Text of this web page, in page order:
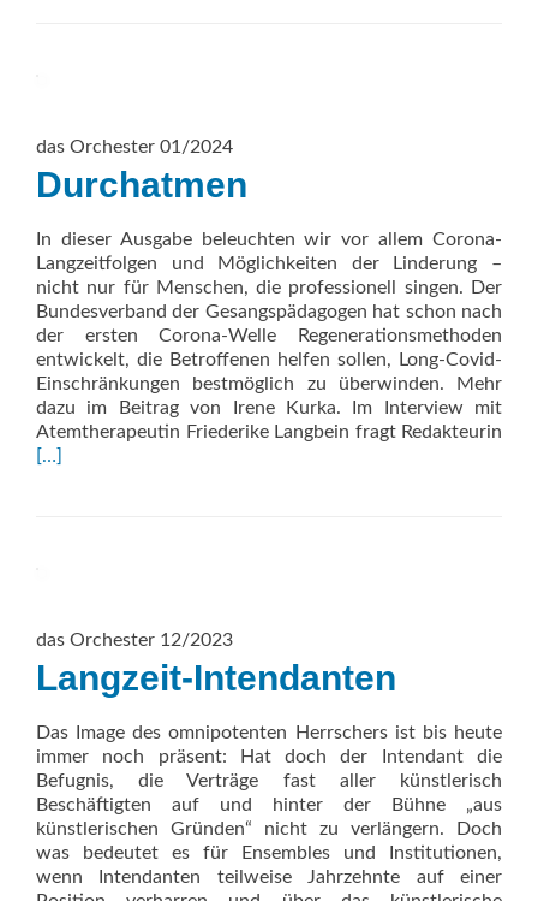
das Orchester 01/2024
Durchatmen
In dieser Ausgabe beleuchten wir vor allem Corona-
Langzeitfolgen und Möglichkeiten der Linderung –
nicht nur für Menschen, die professionell singen. Der
Bundesverband der Gesangspädagogen hat schon nach
der ersten Corona-Welle Regenerationsmethoden
entwickelt, die Betroffenen helfen sollen, Long-Covid-
Einschränkungen bestmöglich zu überwinden. Mehr
dazu im Beitrag von Irene Kurka. Im Interview mit
Atemtherapeutin Friederike Langbein fragt Redakteurin
Read
[…]
das Orchester 12/2023
Langzeit-Intendanten
Das Image des omnipotenten Herrschers ist bis heute
immer noch präsent: Hat doch der Intendant die
Befugnis, die Verträge fast aller künstlerisch
Beschäftigten auf und hinter der Bühne „aus
künstlerischen Gründen“ nicht zu verlängern. Doch
was bedeutet es für Ensembles und Institutionen,
wenn Intendanten teilweise Jahrzehnte auf einer